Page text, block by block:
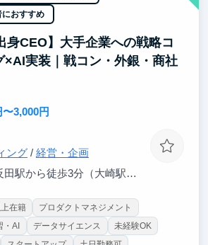
がら成長でき、就活で武器になるエ
れます。
との両立応援】
でまとまったお休みを取ることも可
・伸びる瞬間を一緒に楽しめる仲間を
す！
おすすめ
身CEO】大手企業への戦略コ
×AI実装｜戦コン・外銀・商社
〜3,000円
ング/ 経営・企画
から徒歩3分（大崎駅から徒歩8分）
在籍
プロダクトマネジメント
・AI データサイエンス
未経験OK